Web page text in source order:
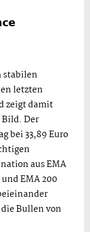
stabilen
letzten
zeigt damit
Der
bei 33,89 Euro
aus EMA
und EMA 200
Bullen von